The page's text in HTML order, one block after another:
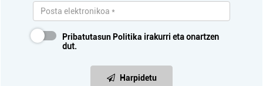
Pribatutasun Politika irakurri eta onartzen
dut.
Harpidetu